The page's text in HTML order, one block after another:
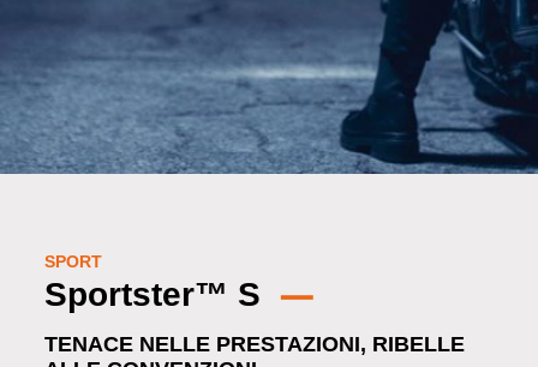
SPORT
Sportster™ S
TENACE NELLE PRESTAZIONI, RIBELLE